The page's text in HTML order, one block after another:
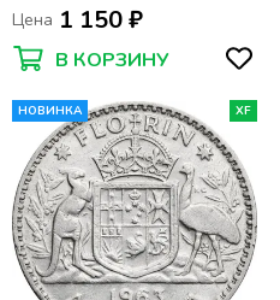
Цена 1 150 ₽
В КОРЗИНУ
НОВИНКА XF